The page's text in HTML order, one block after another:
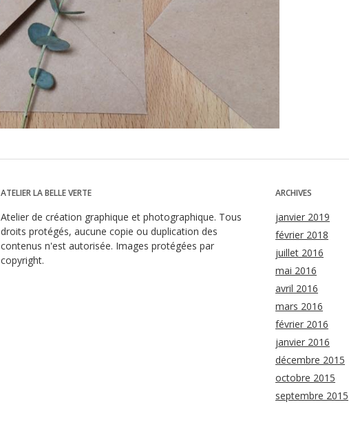
ATELIER LA BELLE VERTE
Atelier de création graphique et photographique. Tous
droits protégés, aucune copie ou duplication des
contenus n'est autorisée. Images protégées par
copyright.
ARCHIVES
janvier 2019
février 2018
juillet 2016
mai 2016
avril 2016
mars 2016
février 2016
janvier 2016
décembre 2015
octobre 2015
septembre 2015